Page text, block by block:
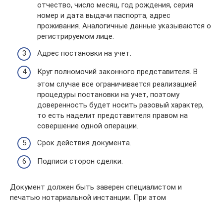
отчество, число месяц, год рождения, серия
номер и дата выдачи паспорта, адрес
проживания. Аналогичные данные указываются о
регистрируемом лице.
Адрес постановки на учет.
Круг полномочий законного представителя. В
этом случае все ограничивается реализацией
процедуры постановки на учет, поэтому
доверенность будет носить разовый характер,
то есть наделит представителя правом на
совершение одной операции.
Срок действия документа.
Подписи сторон сделки.
Документ должен быть заверен специалистом и
печатью нотариальной инстанции. При этом